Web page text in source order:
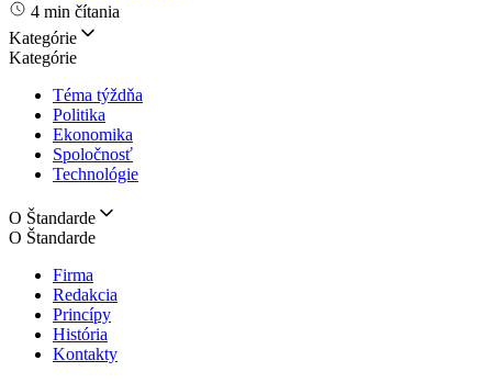
4 min čítania
Kategórie
Kategórie
Téma týždňa
Politika
Ekonomika
Spoločnosť
Technológie
O Štandarde
O Štandarde
Firma
Redakcia
Princípy
História
Kontakty